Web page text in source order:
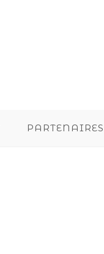
PARTENAIRES